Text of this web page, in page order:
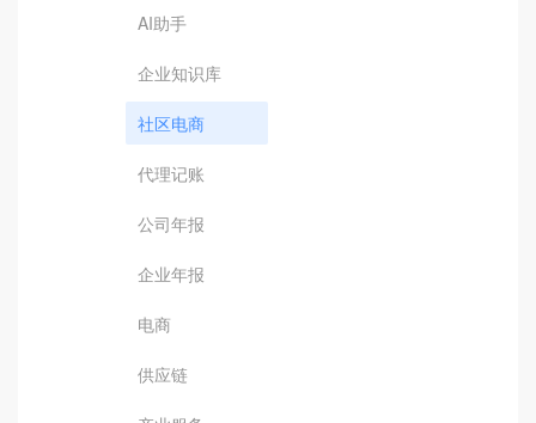
AI助手
企业知识库
社区电商
代理记账
公司年报
企业年报
电商
供应链